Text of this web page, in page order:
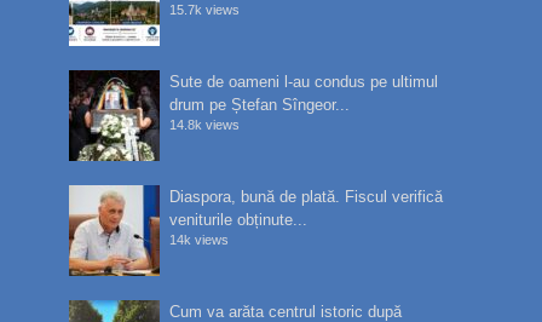
15.7k views
Sute de oameni l-au condus pe ultimul
drum pe Ștefan Sîngeor...
14.8k views
Diaspora, bună de plată. Fiscul verifică
veniturile obținute...
14k views
Cum va arăta centrul istoric după